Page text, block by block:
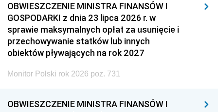
OBWIESZCZENIE MINISTRA FINANSÓW I
GOSPODARKI z dnia 23 lipca 2026 r. w
sprawie maksymalnych opłat za usunięcie i
przechowywanie statków lub innych
obiektów pływających na rok 2027
Monitor Polski rok 2026 poz. 731
OBWIESZCZENIE MINISTRA FINANSÓW I